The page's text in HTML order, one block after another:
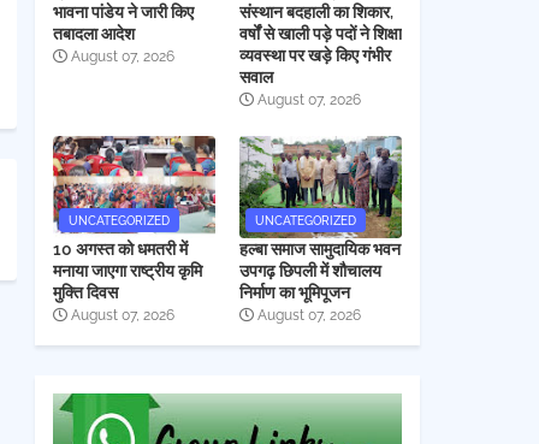
भावना पांडेय ने जारी किए
तबादला आदेश
August 07, 2026
संस्थान बदहाली का शिकार,
वर्षों से खाली पड़े पदों ने शिक्षा
व्यवस्था पर खड़े किए गंभीर
सवाल
August 07, 2026
UNCATEGORIZED
10 अगस्त को धमतरी में
मनाया जाएगा राष्ट्रीय कृमि
मुक्ति दिवस
August 07, 2026
UNCATEGORIZED
हल्बा समाज सामुदायिक भवन
उपगढ़ छिपली में शौचालय
निर्माण का भूमिपूजन
August 07, 2026